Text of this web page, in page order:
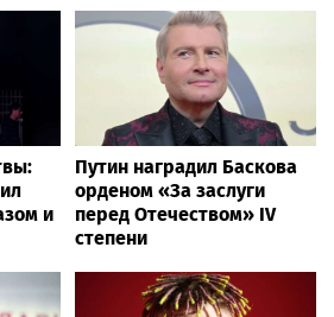
и
Путин наградил Баскова
орденом «За заслуги
перед Отечеством» IV
степени